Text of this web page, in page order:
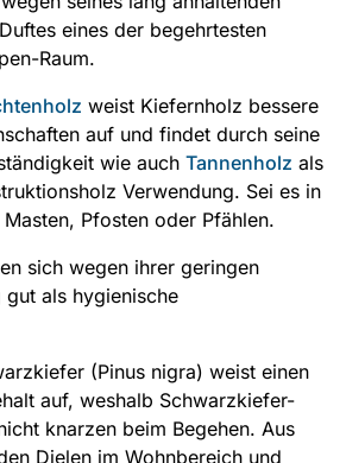
eines der begehrtesten
Raum.
weist Kiefernholz bessere
auf und findet durch seine
wie auch Tannenholz als
Verwendung. Sei es in
Pfosten oder Pfählen.
sich wegen ihrer geringen
als hygienische
(Pinus nigra) weist einen
auf, weshalb Schwarzkiefer-
knarzen beim Begehen. Aus
Dielen im Wohnbereich und